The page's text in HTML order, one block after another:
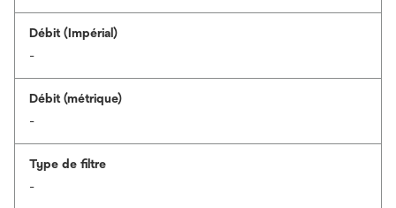
Débit (Impérial)
-
Débit (métrique)
-
Type de filtre
-